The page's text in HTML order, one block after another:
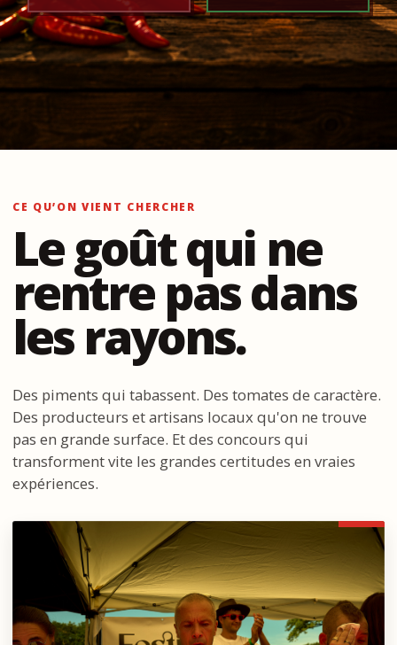
CE QU’ON VIENT CHERCHER
Le goût qui ne
rentre pas dans
les rayons.
Des piments qui tabassent. Des tomates de caractère.
Des producteurs et artisans locaux qu'on ne trouve
pas en grande surface. Et des concours qui
transforment vite les grandes certitudes en vraies
expériences.